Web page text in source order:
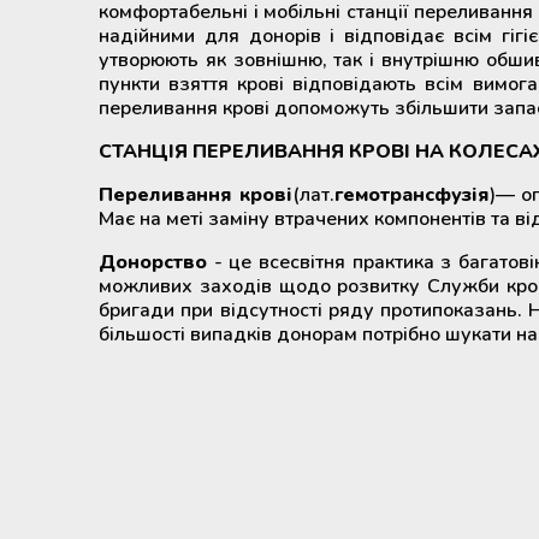
Мобільний пункт забору крові
(Донорський автобус)
комфортабельні і мобільні станції
надійними для донорів і відповідає всім
утворюють як зовнішню, так і внутрішню
пункти взяття крові відповідають всім
переливання крові допоможуть збільшити
СТАНЦІЯ ПЕРЕЛИВАННЯ КРОВІ НА
Переливання крові(лат.гемотрансфузія)—
Має на меті заміну втрачених компонентів та
Донорство - це всесвітня практика з
можливих заходів щодо розвитку Служби
бригади при відсутності ряду протипоказань.
більшості випадків донорам потрібно шукати